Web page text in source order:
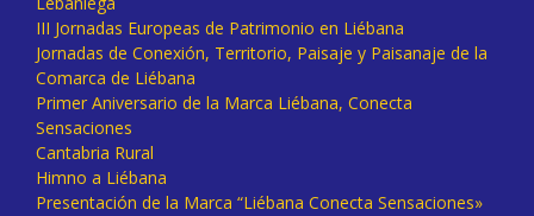
III Jornadas Europeas de Patrimonio en Liébana
Jornadas de Conexión, Territorio, Paisaje y Paisanaje de la
Comarca de Liébana
Primer Aniversario de la Marca Liébana, Conecta
Sensaciones
Cantabria Rural
Himno a Liébana
Presentación de la Marca “Liébana Conecta Sensaciones»